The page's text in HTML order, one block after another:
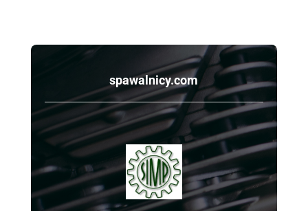
spawalnicy.com